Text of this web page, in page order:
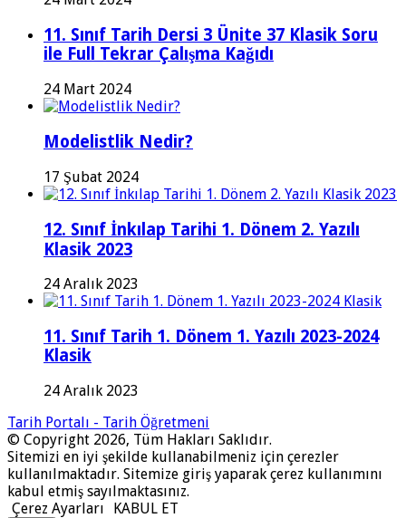
11. Sınıf Tarih Dersi 3 Ünite 37 Klasik Soru
ile Full Tekrar Çalışma Kağıdı
24 Mart 2024
Modelistlik Nedir?
17 Şubat 2024
12. Sınıf İnkılap Tarihi 1. Dönem 2. Yazılı
Klasik 2023
24 Aralık 2023
11. Sınıf Tarih 1. Dönem 1. Yazılı 2023-2024
Klasik
24 Aralık 2023
Tarih Portalı - Tarih Öğretmeni
© Copyright 2026, Tüm Hakları Saklıdır.
Sitemizi en iyi şekilde kullanabilmeniz için çerezler
kullanılmaktadır. Sitemize giriş yaparak çerez kullanımını
kabul etmiş sayılmaktasınız.
Çerez Ayarları
KABUL ET